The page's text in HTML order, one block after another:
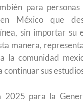
para
México que
sin importar su
manera,
la comunidad
continuar sus
2025 para la